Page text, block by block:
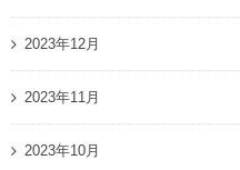
2023年12月
2023年11月
2023年10月